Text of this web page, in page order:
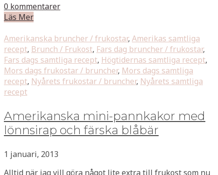
0 kommentarer
Läs Mer
Amerikanska bruncher / frukostar, Amerikas samtliga
recept, Brunch / Frukost, Fars dag bruncher / frukostar,
Fars dags samtliga recept, Högtidernas samtliga recept,
Mors dags frukostar / bruncher, Mors dags samtliga
recept, Nyårets frukostar / bruncher, Nyårets samtliga
recept
Amerikanska mini-pannkakor med
lönnsirap och färska blåbär
1 januari, 2013
Alltid när jag vill göra något lite extra till frukost som nu